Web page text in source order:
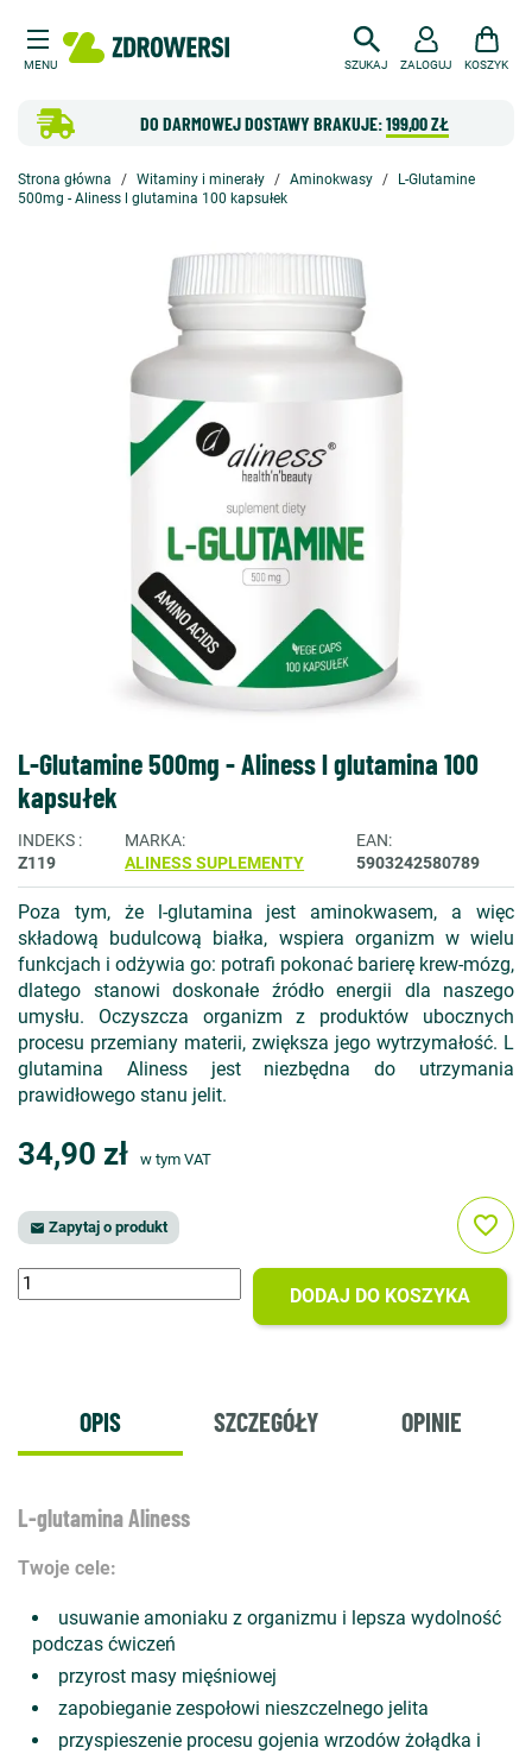
MENU SZUKAJ
DO DARMOWEJ DOSTAWY BRAKUJE:199,00 ZŁ
ZALOGUJ KOSZYK
Strona główna Witaminy i minerały Aminokwasy
L-Glutamine
500mg - Aliness l glutamina 100 kapsułek
L-Glutamine 500mg - Aliness l glutamina 100
kapsułek
INDEKS
Z119
MARKA
ALINESS SUPLEMENTY
EAN
5903242580789
Poza tym, że l-glutamina jest aminokwasem, a więc
składową budulcową białka, wspiera organizm w wielu
funkcjach i odżywia go: potrafi pokonać barierę krew-mózg,
dlatego stanowi doskonałe źródło energii dla naszego
umysłu. Oczyszcza organizm z produktów ubocznych
procesu przemiany materii, zwiększa jego wytrzymałość. L
glutamina Aliness jest niezbędna do utrzymania
prawidłowego stanu jelit.
34,90 zł w tym VAT
 Zapytaj o produkt
DODAJ DO KOSZYKA
favorite_border
OPIS SZCZEGÓŁY OPINIE
L-glutamina Aliness
Twoje cele:
usuwanie amoniaku z organizmu i lepsza wydolność
podczas ćwiczeń
przyrost masy mięśniowej
zapobieganie zespołowi nieszczelnego jelita
przyspieszenie procesu gojenia wrzodów żołądka i